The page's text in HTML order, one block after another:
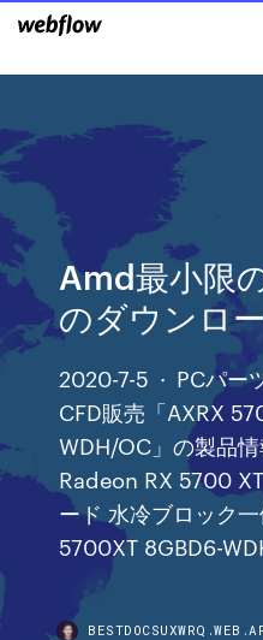
Amd最小限
のダウンロ
2020-7-5 · PCパー
CFD販売「AXRX
WDH/OC」の製品
Radeon RX 5700
ード 水冷ブロック
5700XT 8GBD6-